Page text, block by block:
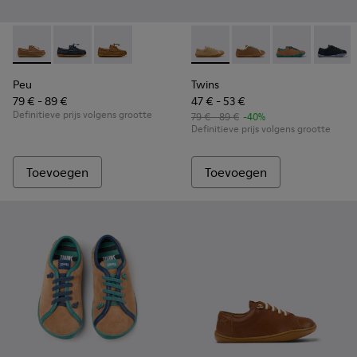
Peu - K800689-004 - Bruine leren bootschoenen voor
Peu - K800689-002
Peu - K800689-001 - Bruine leren
Peu
79 € - 89 €
Definitieve prijs volgens grootte
Toevoegen
Twins - K800663-003 -
Twins - K800663-
Twins -Twins
Twins
47 € - 53 €
79 € - 89 € -40%
Definitieve prijs volgens grootte
Toevoegen